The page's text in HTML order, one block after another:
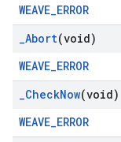
WEAVE_ERROR
_Abort(void)
WEAVE_ERROR
_CheckNow(void)
WEAVE_ERROR